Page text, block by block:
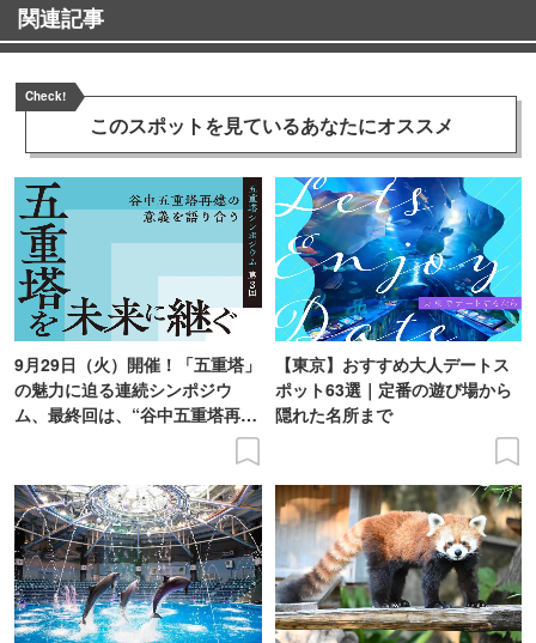
関連記事
Check!
このスポットを見ているあなたにオススメ
9月29日（火）開催！「五重塔」
の魅力に迫る連続シンポジウ
ム、最終回は、“谷中五重塔再建
【東京】おすすめ大人デートス
ポット63選｜定番の遊び場から
隠れた名所まで